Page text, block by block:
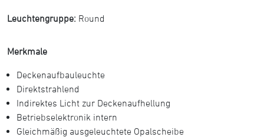
Leuchtengruppe: Round
Merkmale
Deckenaufbauleuchte
Direktstrahlend
Indirektes Licht zur Deckenaufhellung
Betriebselektronik intern
Gleichmäßig ausgeleuchtete Opalscheibe